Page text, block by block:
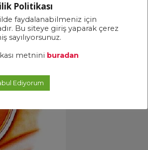
Politikası
faydalanabilmeniz için
Bu siteye giriş yaparak çerez
sayılıyorsunuz.
metnini buradan
Ediyorum